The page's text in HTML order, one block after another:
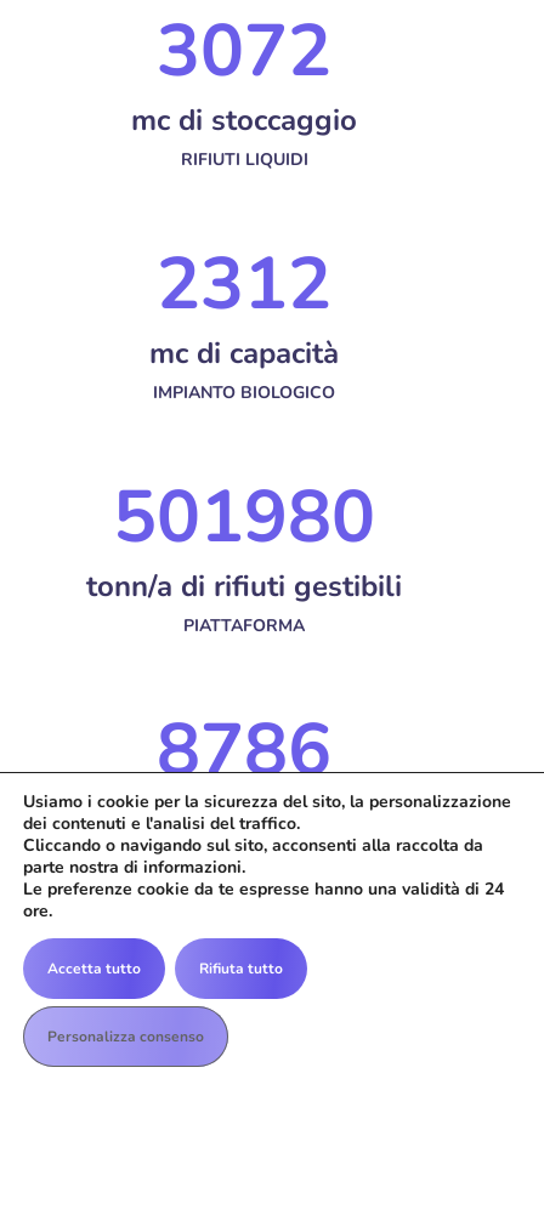
3404
mc di stoccaggio
RIFIUTI LIQUIDI
2589
mc di capacità
IMPIANTO BIOLOGICO
605976
tonn/a di rifiuti gestibili
PIATTAFORMA
10115
mc di stoccaggio istantaneo
RIFIUTI PERICOLOSI E NON
Usiamo i cookie per la sicurezza del sito, la personalizzazione
dei contenuti e l'analisi del traffico.
Cliccando o navigando sul sito, acconsenti alla raccolta da
parte nostra di informazioni.
Le preferenze cookie da te espresse hanno una validità di 24
ore.
Accetta tutto Rifiuta tutto
Personalizza consenso